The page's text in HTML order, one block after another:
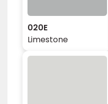
020E
Limestone